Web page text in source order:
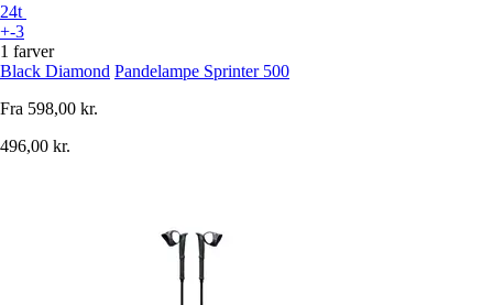
24t
+-3
1 farver
Black Diamond Pandelampe Sprinter 500
Fra 598,00 kr.
496,00 kr.